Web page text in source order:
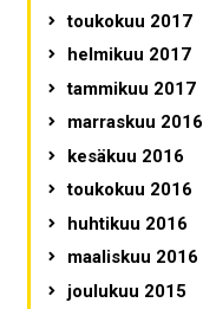
toukokuu 2017
helmikuu 2017
tammikuu 2017
marraskuu 2016
kesäkuu 2016
toukokuu 2016
huhtikuu 2016
maaliskuu 2016
joulukuu 2015